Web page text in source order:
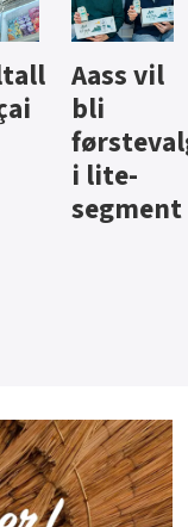
Hard
iste fra
Hansa